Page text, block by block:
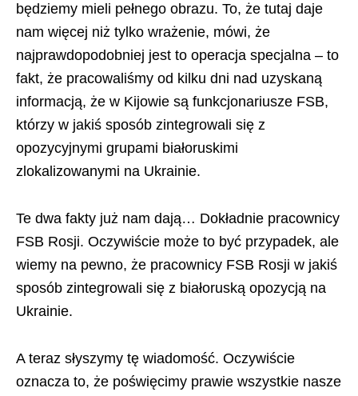
będziemy mieli pełnego obrazu. To, że tutaj daje
nam więcej niż tylko wrażenie, mówi, że
najprawdopodobniej jest to operacja specjalna – to
fakt, że pracowaliśmy od kilku dni nad uzyskaną
informacją, że w Kijowie są funkcjonariusze FSB,
którzy w jakiś sposób zintegrowali się z
opozycyjnymi grupami białoruskimi
zlokalizowanymi na Ukrainie.
Te dwa fakty już nam dają… Dokładnie pracownicy
FSB Rosji. Oczywiście może to być przypadek, ale
wiemy na pewno, że pracownicy FSB Rosji w jakiś
sposób zintegrowali się z białoruską opozycją na
Ukrainie.
A teraz słyszymy tę wiadomość. Oczywiście
oznacza to, że poświęcimy prawie wszystkie nasze